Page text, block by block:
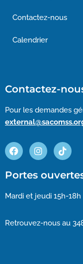
Contactez-nous
Calendrier
Contactez-
Pour les demandes
Portes
Mardi et jeudi 15h-18h
Retrouvez-nous au